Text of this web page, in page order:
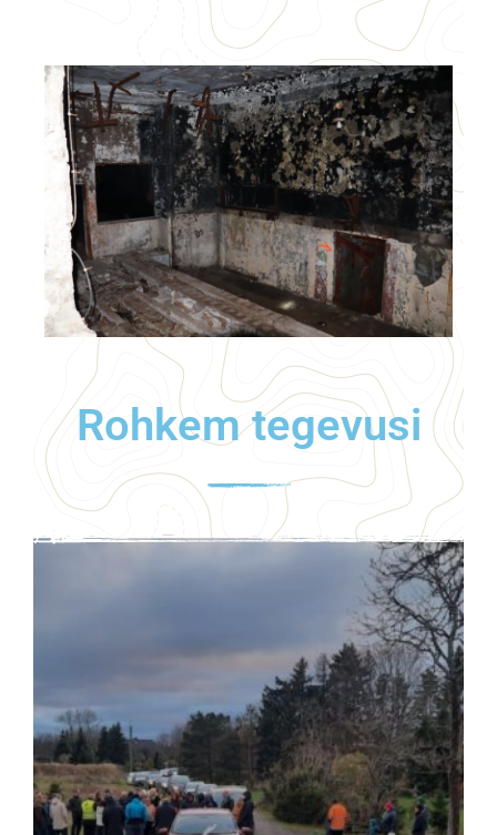
Rohkem tegevusi